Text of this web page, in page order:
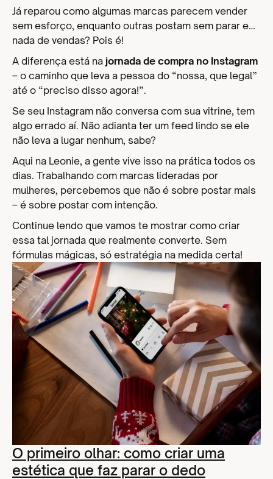
Já reparou como algumas marcas parecem vender
sem esforço, enquanto outras postam sem parar e…
nada de vendas? Pois é!
A diferença está na jornada de compra no Instagram
– o caminho que leva a pessoa do “nossa, que legal”
até o “preciso disso agora!”.
Se seu Instagram não conversa com sua vitrine, tem
algo errado aí. Não adianta ter um feed lindo se ele
não leva a lugar nenhum, sabe?
Aqui na Leonie, a gente vive isso na prática todos os
dias. Trabalhando com marcas lideradas por
mulheres, percebemos que não é sobre postar mais
– é sobre postar com intenção.
Continue lendo que vamos te mostrar como criar
essa tal jornada que realmente converte. Sem
fórmulas mágicas, só estratégia na medida certa!
O primeiro olhar: como criar uma
estética que faz parar o dedo